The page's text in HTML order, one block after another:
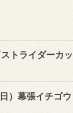
トライダーカ
）幕張イチゴ